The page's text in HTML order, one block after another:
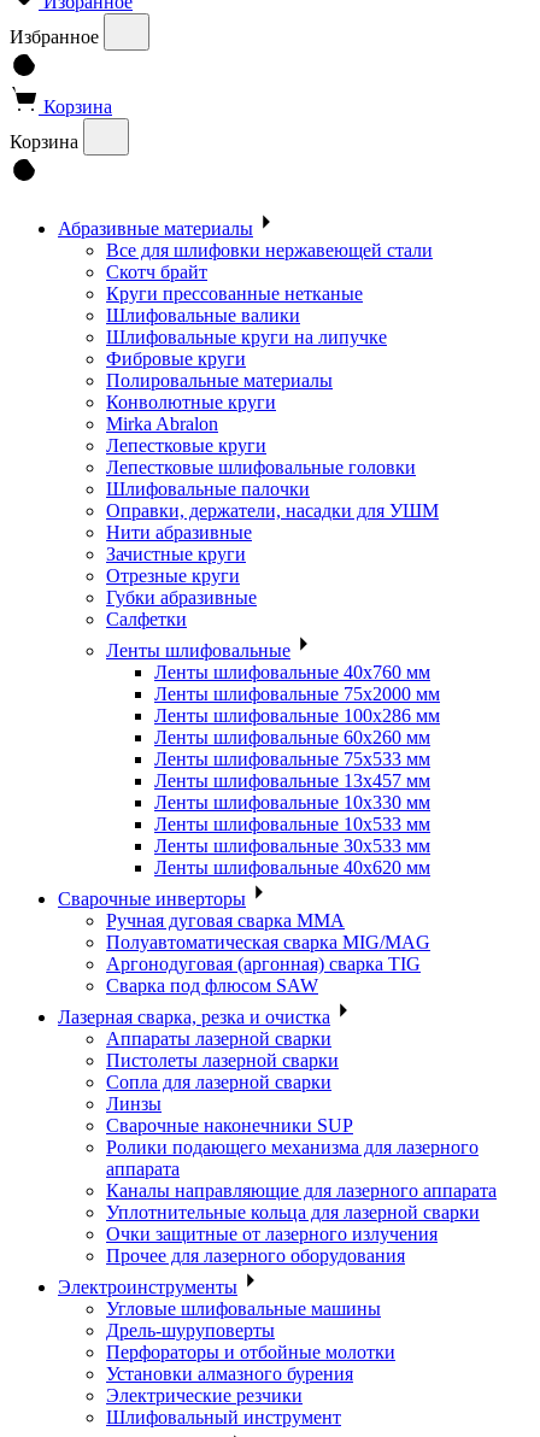
Избранное
Корзина
Корзина
Абразивные материалы
Все для шлифовки нержавеющей стали
Скотч брайт
Круги прессованные нетканые
Шлифовальные валики
Шлифовальные круги на липучке
Фибровые круги
Полировальные материалы
Конволютные круги
Mirka Abralon
Лепестковые круги
Лепестковые шлифовальные головки
Шлифовальные палочки
Оправки, держатели, насадки для УШМ
Нити абразивные
Зачистные круги
Отрезные круги
Губки абразивные
Салфетки
Ленты шлифовальные
Ленты шлифовальные 40х760 мм
Ленты шлифовальные 75х2000 мм
Ленты шлифовальные 100х286 мм
Ленты шлифовальные 60х260 мм
Ленты шлифовальные 75х533 мм
Ленты шлифовальные 13х457 мм
Ленты шлифовальные 10х330 мм
Ленты шлифовальные 10х533 мм
Ленты шлифовальные 30х533 мм
Ленты шлифовальные 40х620 мм
Сварочные инверторы
Ручная дуговая сварка MMA
Полуавтоматическая сварка MIG/MAG
Аргонодуговая (аргонная) сварка TIG
Сварка под флюсом SAW
Лазерная сварка, резка и очистка
Аппараты лазерной сварки
Пистолеты лазерной сварки
Сопла для лазерной сварки
Линзы
Сварочные наконечники SUP
Ролики подающего механизма для лазерного
аппарата
Каналы направляющие для лазерного аппарата
Уплотнительные кольца для лазерной сварки
Очки защитные от лазерного излучения
Прочее для лазерного оборудования
Электроинструменты
Угловые шлифовальные машины
Дрель-шуруповерты
Перфораторы и отбойные молотки
Установки алмазного бурения
Электрические резчики
Шлифовальный инструмент